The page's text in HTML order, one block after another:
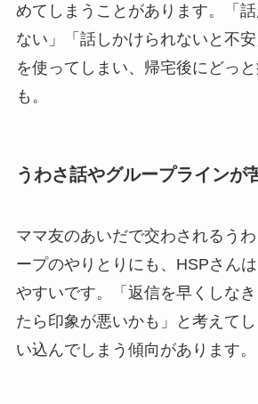
めてしまうことがあります。「
ない」「話しかけられないと不
を使ってしまい、帰宅後にどっ
も。
うわさ話やグループラインが
ママ友のあいだで交わされるう
ープのやりとりにも、HSPさん
やすいです。「返信を早くしな
たら印象が悪いかも」と考えて
い込んでしまう傾向があります。